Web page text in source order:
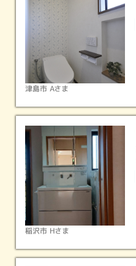
津島市 Aさま
稲沢市 Hさま